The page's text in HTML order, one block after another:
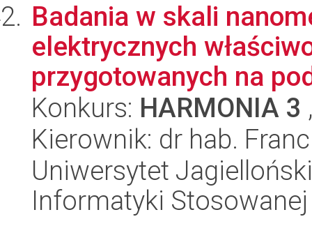
Badania w skali
elektrycznych
przygotowanych na
Konkurs: HARMONIA 3
Kierownik: dr hab.
Uniwersytet
Informatyki Stosowanej